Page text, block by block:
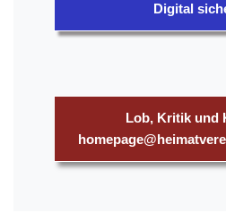
Digital
Lob, Kritik und